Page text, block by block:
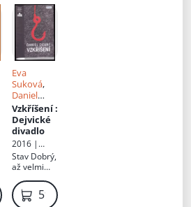
Eva
Suková,
Daniel
Doubt
Vzkříšení:
Dejvické
divadlo
2016 |
Dejvické
divadlo
Stav Dobrý,
až velmi
obálka s
polepkou59 Kč